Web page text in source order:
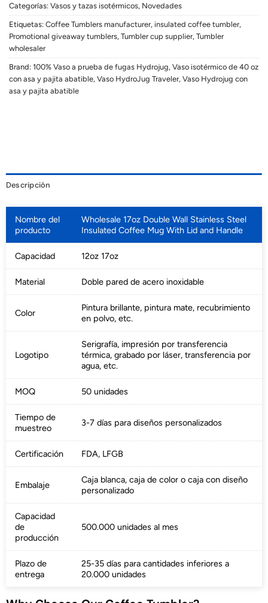
Categorías: Vasos y tazas isotérmicos, Novedades
Etiquetas: Coffee Tumblers manufacturer, insulated coffee tumbler,
Promotional giveaway tumblers, Tumbler cup supplier, Tumbler
wholesaler
Brand: 100% Vaso a prueba de fugas Hydrojug, Vaso isotérmico de 40 oz
con asa y pajita abatible, Vaso HydroJug Traveler, Vaso Hydrojug con
asa y pajita abatible
Descripción
Nombre del
producto
Wholesale 17oz Double Wall Stainless Steel
Insulated Coffee Mug With Lid and Handle
Capacidad 12oz 17oz
Material Doble pared de acero inoxidable
Color
Pintura brillante, pintura mate, recubrimiento
en polvo, etc.
Logotipo
Serigrafía, impresión por transferencia
térmica, grabado por láser, transferencia por
agua, etc.
MOQ 50 unidades
Tiempo de
muestreo
3-7 días para diseños personalizados
Certificación FDA, LFGB
Embalaje
Caja blanca, caja de color o caja con diseño
personalizado
Capacidad
de
producción
500.000 unidades al mes
Plazo de
entrega
25-35 días para cantidades inferiores a
20.000 unidades